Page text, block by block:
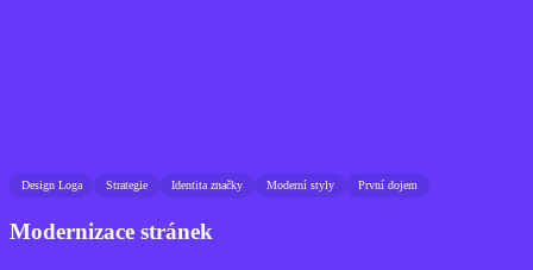
Design Loga Strategie Identita značky Moderní styly První dojem
Modernizace stránek